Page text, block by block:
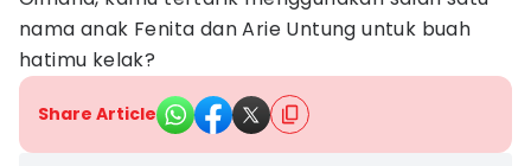
nama anak Fenita dan Arie Untung untuk buah
hatimu kelak?
Share Article